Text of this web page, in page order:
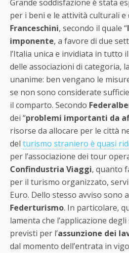
Grande soddisfazione è stata
per i beni e le attività culturali e
Franceschini, secondo il quale “
imponente, a favore di due
l’Italia unica e invidiata in tutto
delle associazioni di categoria,
unanime: ben vengano le
se non sono considerate
il comparto. Secondo
dei “problemi importanti da
risorse da allocare per le città
del turismo straniero è quasi
per l’associazione dei tour
Confindustria Viaggi, quanto
per il turismo organizzato,
Euro. Dello stesso avviso sono
Federturismo. In particolare,
lamenta che l’applicazione
previsti per l’assunzione dei
dal momento dell’entrata in